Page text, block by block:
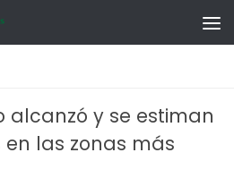
alcanzó y se estiman
en las zonas más